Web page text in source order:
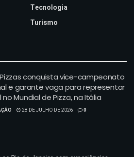
Tecnologia
Turismo
conquista vice-campeonato
e garante vaga para representar
no Mundial de Pizza, na Itália
28 DE JULHO DE 2026 0